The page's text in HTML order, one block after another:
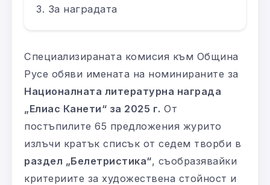
За наградата
Специализираната комисия към Община
Русе обяви имената на номинираните за
Националната литературна награда
„Елиас Канети“ за 2025 г. От
постъпилите 65 предложения журито
излъчи кратък списък от седем творби в
раздел „Белетристика“, съобразявайки
критериите за художествена стойност и